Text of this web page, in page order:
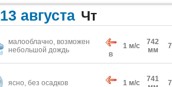
13 августа Чт
малооблачно, возможен
небольшой дождь
В
1 м/с
742
мм
ясно, без осадков 1 м/с
741